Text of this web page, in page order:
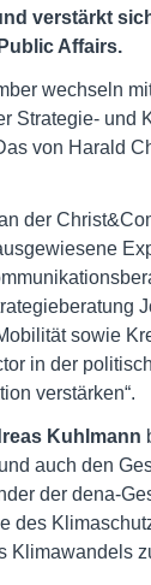
verstärkt
Affairs.
wechseln
Strategie- und
von Harald
der
sowie
in der
verstärken“.
Kuhlmann
auch den
der dena-
des
Klimawandels